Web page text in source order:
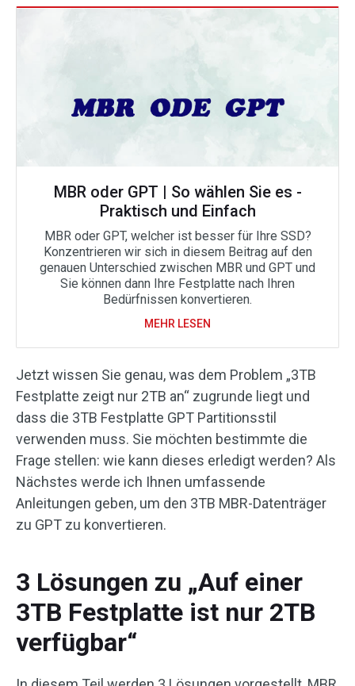
MBR oder GPT | So wählen Sie es -
Praktisch und Einfach
MBR oder GPT, welcher ist besser für Ihre SSD?
Konzentrieren wir sich in diesem Beitrag auf den
genauen Unterschied zwischen MBR und GPT und
Sie können dann Ihre Festplatte nach Ihren
Bedürfnissen konvertieren.
MEHR LESEN
Jetzt wissen Sie genau, was dem Problem „3TB
Festplatte zeigt nur 2TB an“ zugrunde liegt und
dass die 3TB Festplatte GPT Partitionsstil
verwenden muss. Sie möchten bestimmte die
Frage stellen: wie kann dieses erledigt werden? Als
Nächstes werde ich Ihnen umfassende
Anleitungen geben, um den 3TB MBR-Datenträger
zu GPT zu konvertieren.
3 Lösungen zu „Auf einer
3TB Festplatte ist nur 2TB
verfügbar“